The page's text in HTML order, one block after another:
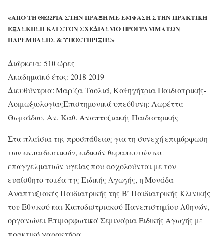
«ΑΠΟ ΤΗ ΘΕΩΡΙΑ ΣΤΗΝ ΠΡΑΞΗ ΜΕ ΕΜΦΑΣΗ ΣΤΗΝ ΠΡΑΚΤΙΚΗ
ΕΞΑΣΚΗΣΗ ΚΑΙ ΣΤΟΝ ΣΧΕΔΙΑΣΜΟ ΠΡΟΓΡΑΜΜΑΤΩΝ
ΠΑΡΕΜΒΑΣΗΣ & ΥΠΟΣΤΗΡΙΞΗΣ»
Διάρκεια: 510 ώρες
Ακαδημαϊκό έτος: 2018-2019
Διευθύντρια: Μαρίζα Τσολιά, Καθηγήτρια Παιδιατρικής-
ΛοιμωξιολογίαςΕπιστημονικά υπεύθυνη: Λωρέττα
Θωμαΐδου, Αν. Καθ. Αναπτυξιακής Παιδιατρικής
Στα πλαίσια της προσπάθειας για τη συνεχή επιμόρφωση
των εκπαιδευτικών, ειδικών θεραπευτών και
επαγγελματιών υγείας που ασχολούνται με τον
ευαίσθητο τομέα της Ειδικής Αγωγής, η Μονάδα
Αναπτυξιακής Παιδιατρικής της Β’ Παιδιατρικής Κλινικής
του Εθνικού και Καποδιστριακού Πανεπιστημίου Αθηνών,
οργανώνει Επιμορφωτικά Σεμινάρια Ειδικής Αγωγής με
πρακτικό χαρακτήρα.